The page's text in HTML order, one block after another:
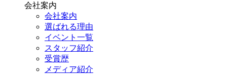
会社案内
会社案内
選ばれる理由
イベント一覧
スタッフ紹介
受賞歴
メディア紹介